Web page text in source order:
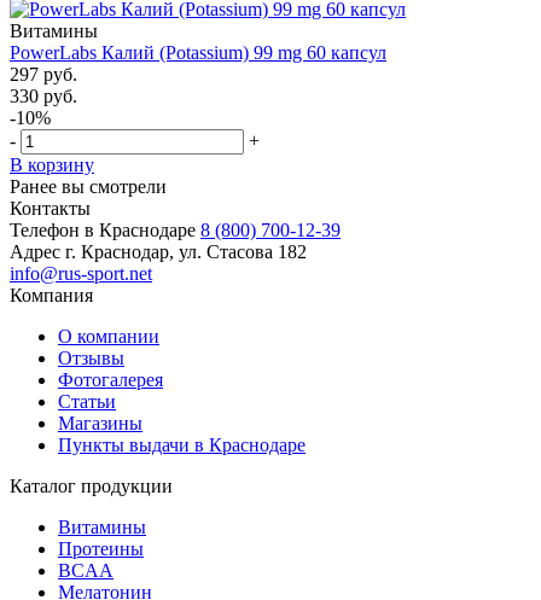
Витамины
PowerLabs Калий (Potassium) 99 mg 60 капсул
297 руб.
330 руб.
-10%
-
+
В корзину
Ранее вы смотрели
Контакты
Телефон в Краснодаре 8 (800) 700-12-39
Адрес г. Краснодар, ул. Стасова 182
info@rus-sport.net
Компания
О компании
Отзывы
Фотогалерея
Статьи
Магазины
Пункты выдачи в Краснодаре
Каталог продукции
Витамины
Протеины
BCAA
Мелатонин